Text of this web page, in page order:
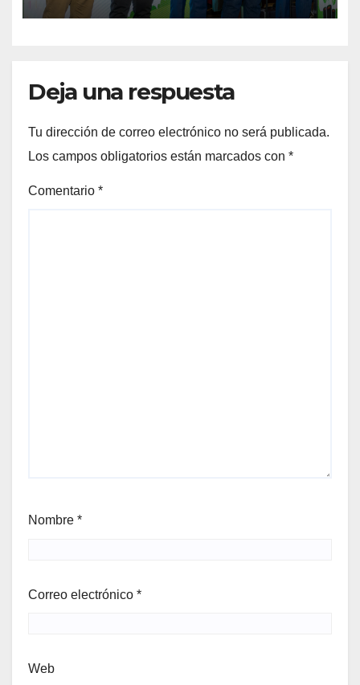
Deja una respuesta
Tu dirección de correo electrónico no será publicada.
Los campos obligatorios están marcados con *
Comentario *
Nombre *
Correo electrónico *
Web